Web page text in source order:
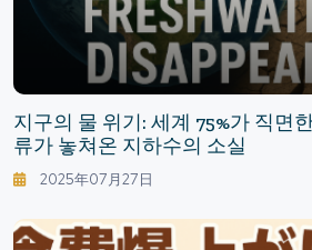
지구의 물 위기: 세계 75%가 직면
류가 놓쳐온 지하수의 소실
2025年07月27日